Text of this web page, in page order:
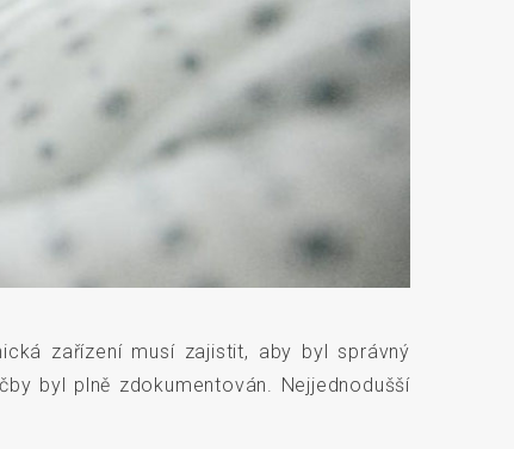
zařízení musí zajistit, aby byl správný
byl plně zdokumentován. Nejjednodušší